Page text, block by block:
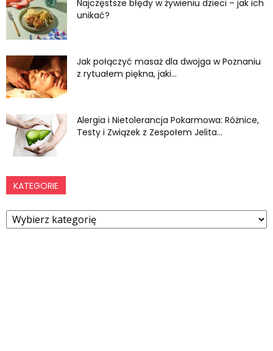
Najczęstsze błędy w żywieniu dzieci – jak ich
unikać?
Jak połączyć masaż dla dwojga w Poznaniu
z rytuałem piękna, jaki...
Alergia i Nietolerancja Pokarmowa: Różnice,
Testy i Związek z Zespołem Jelita...
KATEGORIE
Kategorie